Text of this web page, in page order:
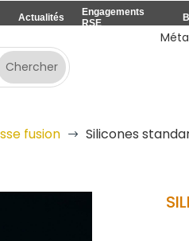
Actualités
Engagements
RSE
fusion $ Silicones